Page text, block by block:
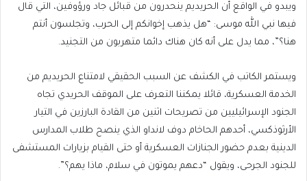
ويبدو في الواقع أن الحريديم ينحدرون من قبائل جاد ورؤوفين، التي قال
فيها نبي الله موسى: “هل يذهب إخوانكم إلى الحرب، وتجلسون أنتم
هنا؟”، مما يدل على أنه كان هناك دائما متهربون من التجنيد.
ويستمر الكاتب في الكشف عن السبب الحقيقي لامتناع الحريديم من
الخدمة العسكرية، قائلا يمكننا التعرف على الموقف الحريدي تجاه
الجنود الإسرائيليين من تصريحات اثنين من القادة البارزين في التيار
الأرثوذكسي، أحدهم الحاخام دوف لانداو الذي ينصح طلاب المدارس
الدينية بعدم حضور الجنازات العسكرية أو حتى القيام بزيارات المستشفى
للجنود الجرحى، ويقول “دعهم يموتون في سلام، ماذا يهم؟”.